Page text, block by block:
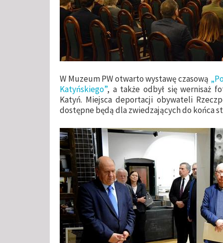
W Muzeum PW otwarto wystawę czasową
Katyńskiego”, a także odbył się wernisaż
Katyń. Miejsca deportacji obywateli
dostępne będą dla zwiedzających do końca